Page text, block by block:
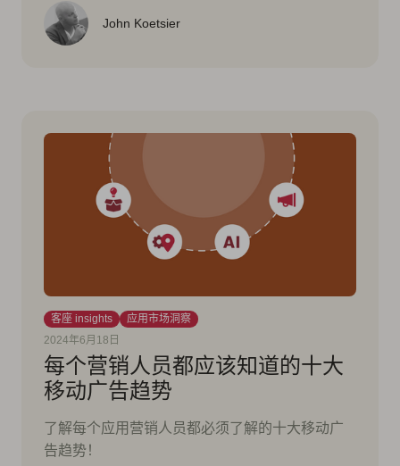
John Koetsier
客座 insights
应用市场洞察
2024年6月18日
每个营销人员都应该知道的十大
移动广告趋势
了解每个应用营销人员都必须了解的十大移动广
告趋势！